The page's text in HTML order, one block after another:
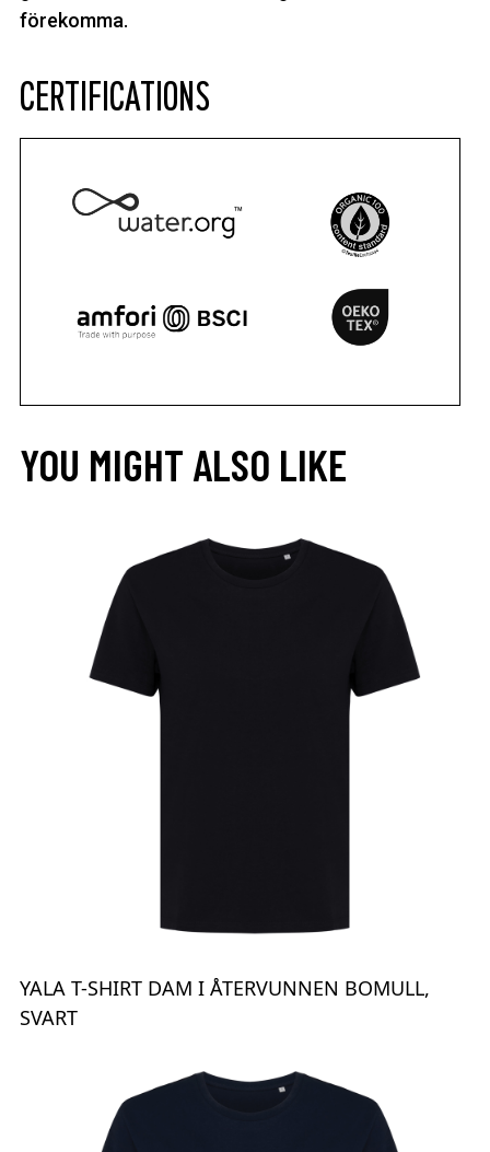
förekomma.
CERTIFICATIONS
YOU MIGHT ALSO LIKE
YALA T-SHIRT DAM I ÅTERVUNNEN BOMULL,
SVART